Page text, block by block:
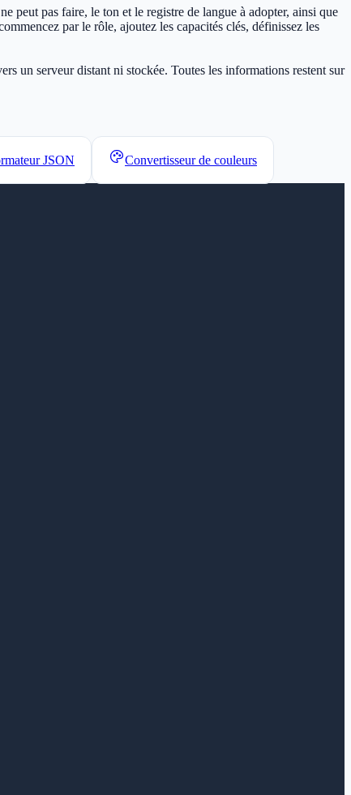
peut pas faire, le ton et le registre de langue à adopter, ainsi que
par le rôle, ajoutez les capacités clés, définissez les
un serveur distant ni stockée. Toutes les informations restent sur
JSON Convertisseur de couleurs